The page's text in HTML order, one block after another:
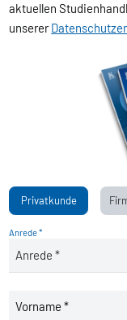
aktuellen
unserer
Privatkunde
Anrede *
Vorname *